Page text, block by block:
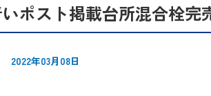
ポスト掲載台所混合栓完
2022年03月08日